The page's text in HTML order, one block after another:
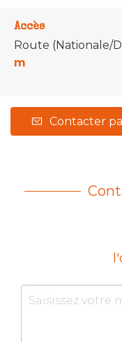
Accès
Route (Nationale/
m
Contacter